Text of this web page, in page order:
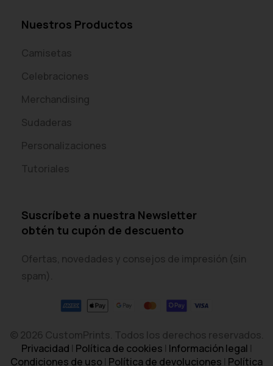
Nuestros Productos
Camisetas
Celebraciones
Merchandising
Sudaderas
Personalizaciones
Tutoriales
Suscríbete a nuestra Newsletter
obtén tu cupón de descuento
Ofertas, novedades y consejos de impresión (sin
spam).
© 2026 CustomPrints. Todos los derechos reservados.
Privacidad | Política de cookies | Información legal |
Condiciones de uso| Política de devoluciones | Política